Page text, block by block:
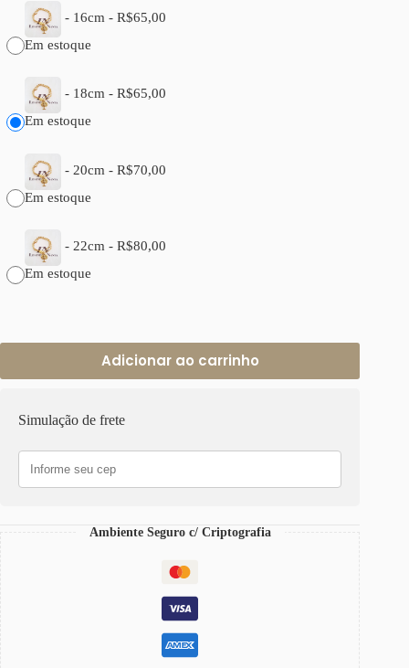
- 16cm - R$65,00
Em estoque
- 18cm - R$65,00
Em estoque
- 20cm - R$70,00
Em estoque
- 22cm - R$80,00
Em estoque
Adicionar ao carrinho
Simulação de frete
Ambiente Seguro c/ Criptografia